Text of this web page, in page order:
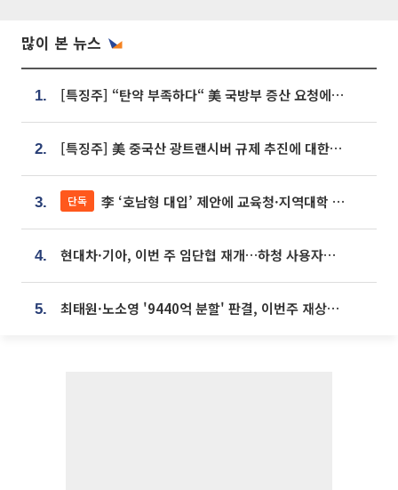
많이 본 뉴스
1. [특징주] “탄약 부족하다“ 美 국방부 증산 요청에⋯국내 방산주 급등세
2. [특징주] 美 중국산 광트랜시버 규제 추진에 대한광통신 등 광통신株 강세
3. 단독 李 ‘호남형 대입’ 제안에 교육청·지역대학 서·논술형 입시 연계 '착수'
4. 현대차·기아, 이번 주 임단협 재개…하청 사용자성 재심도 ‘변수’
5. 최태원·노소영 '9440억 분할' 판결, 이번주 재상고 여부 주목